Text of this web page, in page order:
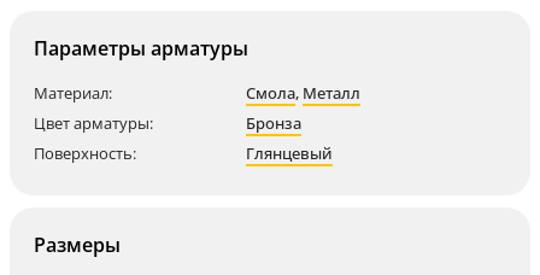
Параметры арматуры
Материал: Смола, Металл
Цвет арматуры:
Бронза
Поверхность:
Глянцевый
Размеры